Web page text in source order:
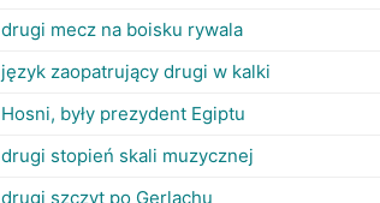
drugi mecz na boisku rywala
język zaopatrujący drugi w kalki
Hosni, były prezydent Egiptu
drugi stopień skali muzycznej
drugi szczyt po Gerlachu